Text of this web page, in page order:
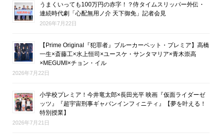
うまくいっても100万円の赤字！？侍タイムスリッパー外伝・
連続時代劇「心配無用ノ介 天下御免」記者会見
2026年7月22日
【Prime Original『犯罪者』ブルーカーペット・プレミア】高橋
一生×斎藤工×水上恒司×ユースケ・サンタマリア×青木崇高
×MEGUMI×チョン・イル
2026年7月22日
小学校プレミア！今井竜太郎×長田光平 映画『仮面ライダーゼ
ッツ』『超宇宙刑事ギャバンインフィニティ』【夢を叶える！
特別授業】
2026年7月21日